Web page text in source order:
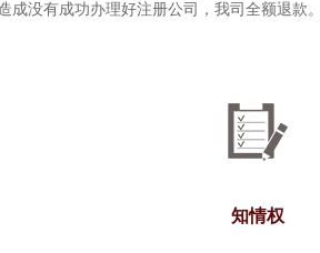
成没有成功办理好注册公司，我司全额退款
知情权